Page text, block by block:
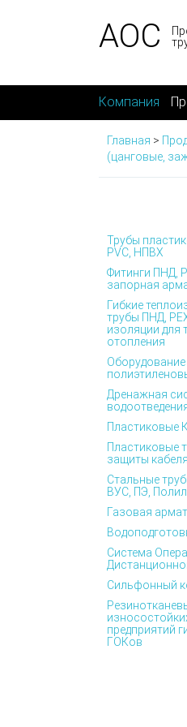
АОС
Компания
Главная >
(цанговые,
Трубы
PVC, НПВХ
Фитинги ПНД,
запорная
Гибкие
трубы ПНД,
изоляции для
отопления
Оборудование
Дренажная
Пластиковые
защиты кабеля
Стальные
ВУС, ПЭ,
Газовая
Система
Сильфонный
предприятий
ГОКов